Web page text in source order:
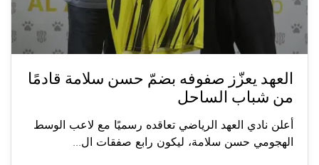
العهد يعزّز صفوفه بضمّ حسن سلامة قادمًا
من شباب الساحل
أعلن نادي العهد الرياضي تعاقده رسميًا مع لاعب الوسط
الهجومي حسن سلامة، ليكون رابع صفقات ال...